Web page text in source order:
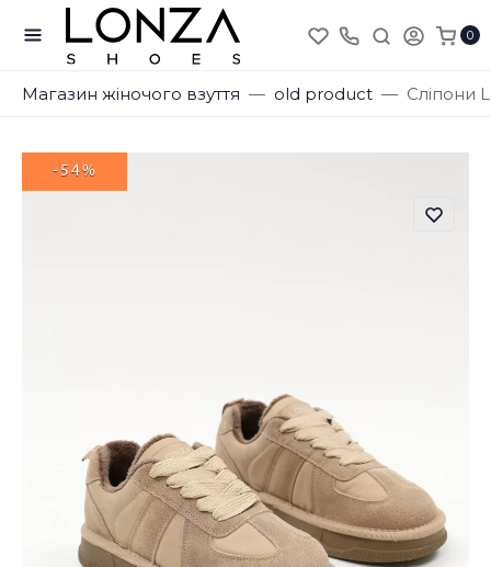
0
Магазин жіночого взуття old product Сліпони
-54%